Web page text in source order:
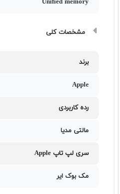
Unified memory
مشخصات کلی
برند
Apple
رده کاربردی
مالتی مدیا
سری لپ تاپ Apple
مک بوک ایر